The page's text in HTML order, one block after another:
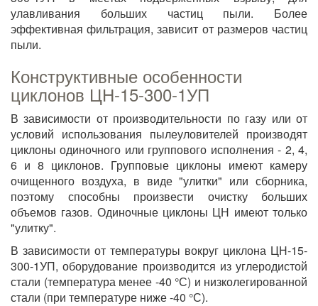
улавливания больших частиц пыли. Более
эффективная фильтрация, зависит от размеров частиц
пыли.
Конструктивные особенности
циклонов ЦН-15-300-1УП
В зависимости от производительности по газу или от
условий использования пылеуловителей производят
циклоны одиночного или группового исполнения - 2, 4,
6 и 8 циклонов. Групповые циклоны имеют камеру
очищенного воздуха, в виде "улитки" или сборника,
поэтому способны произвести очистку больших
объемов газов. Одиночные циклоны ЦН имеют только
"улитку".
В зависимости от температуры вокруг циклона ЦН-15-
300-1УП, оборудование производится из углеродистой
стали (температура менее -40 °С) и низколегированной
стали (при температуре ниже -40 °С).